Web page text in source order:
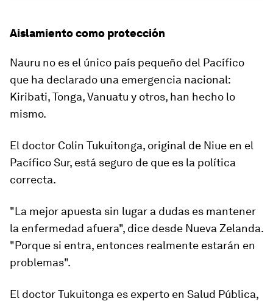
Aislamiento como protección
Nauru no es el único país pequeño del Pacífico
que ha declarado una emergencia nacional:
Kiribati, Tonga, Vanuatu y otros, han hecho lo
mismo.
El doctor Colin Tukuitonga, original de Niue en el
Pacífico Sur, está seguro de que es la política
correcta.
"La mejor apuesta sin lugar a dudas es mantener
la enfermedad afuera", dice desde Nueva Zelanda.
"Porque si entra, entonces realmente estarán en
problemas".
El doctor Tukuitonga es experto en Salud Pública,